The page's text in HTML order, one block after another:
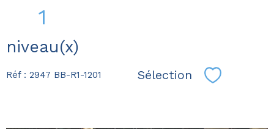
1
niveau(x)
Réf : 2947 BB-R1-1201 Sélection